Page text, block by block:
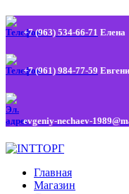
+7 (963) 534-66-71 Елена
+7 (961) 984-77-59
evgeniy-nechaev-
Главная
Магазин